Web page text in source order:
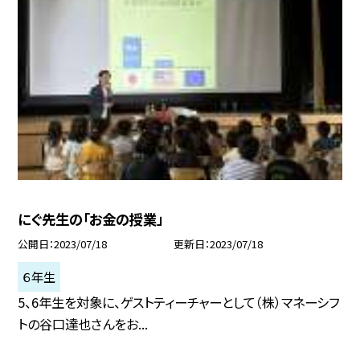
にぐ先生の「お金の授業」
公開日 2023/07/18 更新日 2023/07/18
６年生
5、6年生を対象に、ゲストティーチャーとして（株）マネーシフ
トの谷口達也さんをお...